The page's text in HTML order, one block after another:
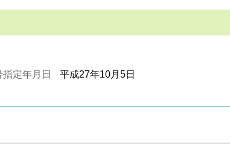
定年月日 平成27年10月5日